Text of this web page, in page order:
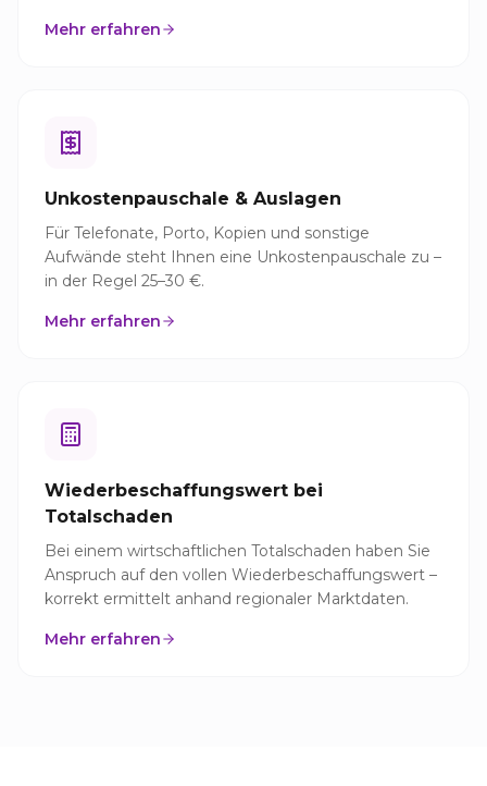
Mehr erfahren
Unkostenpauschale & Auslagen
Für Telefonate, Porto, Kopien und sonstige
Aufwände steht Ihnen eine Unkostenpauschale zu –
in der Regel 25–30 €.
Mehr erfahren
Wiederbeschaffungswert bei
Totalschaden
Bei einem wirtschaftlichen Totalschaden haben Sie
Anspruch auf den vollen Wiederbeschaffungswert –
korrekt ermittelt anhand regionaler Marktdaten.
Mehr erfahren